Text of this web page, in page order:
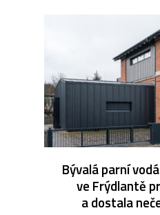
Bývalá parní
ve Frýdlantě
a dostala